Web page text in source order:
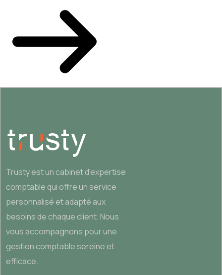
Trusty est un cabinet d'expertise
comptable qui offre un service
personnalisé et adapté aux
besoins de chaque client. Nous
vous accompagnons pour une
gestion comptable sereine et
efficace.